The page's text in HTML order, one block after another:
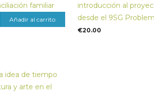
familiar
Añadir al carrito
introducción al
desde el 9SG Problem
€20.00
idea de tiempo
y arte en el